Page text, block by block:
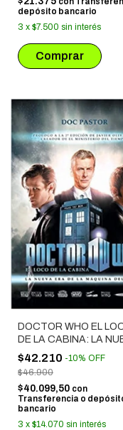
depósito bancario
3 x $7.500 sin interés
DOCTOR WHO EL
DE LA CABINA: LA
ERA DE LA MAQUINA
TIEMPO
$42.210 -10% OFF
$46.900
$40.099,50 con
Transferencia o
bancario
3 x $14.070 sin interés